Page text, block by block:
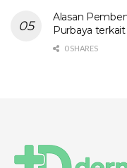
Alasan
Purbaya
0 SHARES